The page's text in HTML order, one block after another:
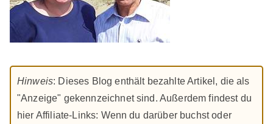
Hinweis: Dieses Blog enthält bezahlte Artikel, die als
"Anzeige" gekennzeichnet sind. Außerdem findest du
hier Affiliate-Links: Wenn du darüber buchst oder